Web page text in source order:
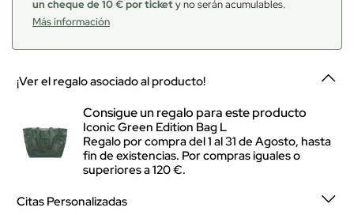
un cheque de 10 € por tickety no serán acumulables.
Más información
¡Ver el regalo asociado al producto!
Consigue un regalo para este producto
Iconic Green Edition Bag L
Regalo por compra del 1 al 31 de Agosto, hasta
fin de existencias. Por compras iguales o
superiores a 120 €.
Citas Personalizadas